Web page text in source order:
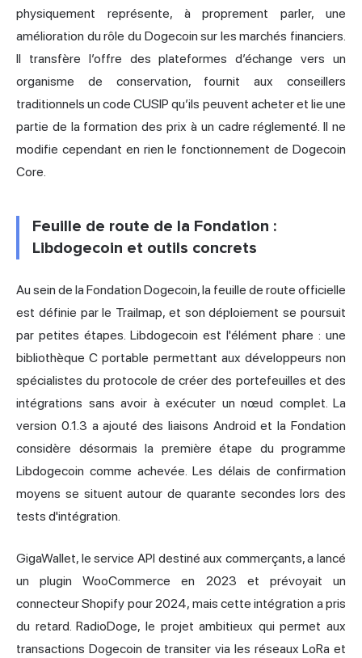
physiquement représente, à proprement parler, une
amélioration du rôle du Dogecoin sur les marchés financiers.
Il transfère l’offre des plateformes d’échange vers un
organisme de conservation, fournit aux conseillers
traditionnels un code CUSIP qu’ils peuvent acheter et lie une
partie de la formation des prix à un cadre réglementé. Il ne
modifie cependant en rien le fonctionnement de Dogecoin
Core.
Feuille de route de la Fondation :
Libdogecoin et outils concrets
Au sein de la Fondation Dogecoin, la feuille de route officielle
est définie par le Trailmap, et son déploiement se poursuit
par petites étapes. Libdogecoin est l'élément phare : une
bibliothèque C portable permettant aux développeurs non
spécialistes du protocole de créer des portefeuilles et des
intégrations sans avoir à exécuter un nœud complet. La
version 0.1.3 a ajouté des liaisons Android et la Fondation
considère désormais la première étape du programme
Libdogecoin comme achevée. Les délais de confirmation
moyens se situent autour de quarante secondes lors des
tests d'intégration.
GigaWallet, le service API destiné aux commerçants, a lancé
un plugin WooCommerce en 2023 et prévoyait un
connecteur Shopify pour 2024, mais cette intégration a pris
du retard. RadioDoge, le projet ambitieux qui permet aux
transactions Dogecoin de transiter via les réseaux LoRa et